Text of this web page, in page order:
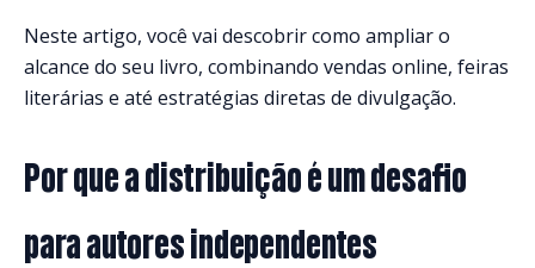
Neste artigo, você vai descobrir como ampliar o
alcance do seu livro, combinando vendas online, feiras
literárias e até estratégias diretas de divulgação.
Por que a distribuição é um desafio
para autores independentes